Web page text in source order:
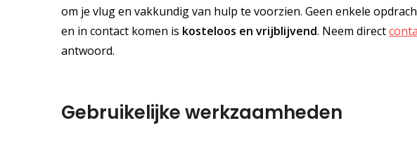
om je vlug en vakkundig van hulp te voorzien. Geen enkele
en in contact komen is kosteloos en vrijblijvend. Neem direct
antwoord.
Gebruikelijke werkzaamheden